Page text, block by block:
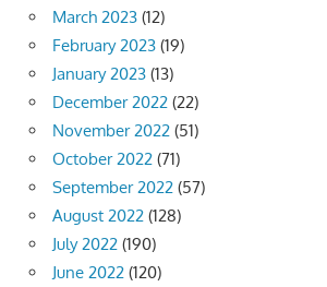
March 2023 (12)
February 2023 (19)
January 2023 (13)
December 2022 (22)
November 2022 (51)
October 2022 (71)
September 2022 (57)
August 2022 (128)
July 2022 (190)
June 2022 (120)